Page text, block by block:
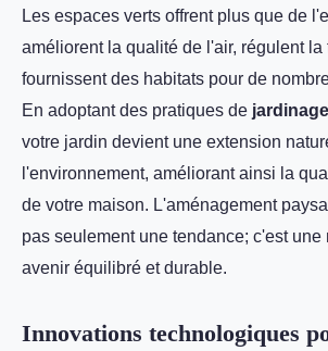
Les espaces verts offrent plus que de
améliorent la qualité de l'air, régulent la
fournissent des habitats pour de
En adoptant des pratiques de
votre jardin devient une extension
l'environnement, améliorant ainsi la
de votre maison. L'aménagement
pas seulement une tendance; c'est une
avenir équilibré et durable.
Innovations technologiques